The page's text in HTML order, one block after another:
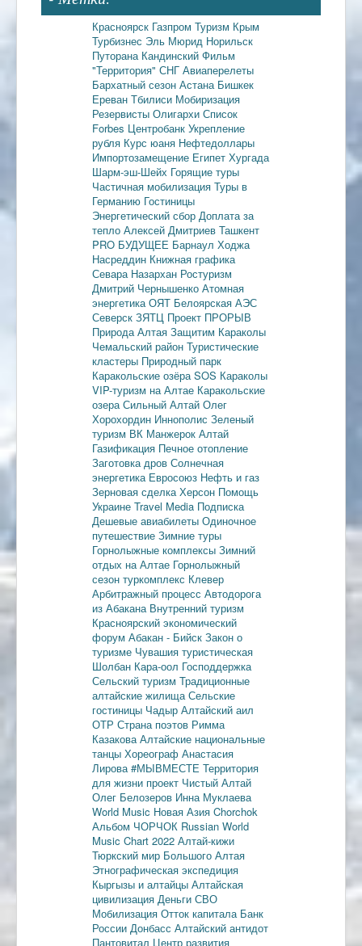
Красноярск Газпром Туризм Крым
Турбизнес Эль Мюрид Норильск
Путорана Кандинский Фильм
"Территория" СНГ Авиаперелеты
Бархатный сезон Астана Бишкек
Ереван Тбилиси Мобиризация
Резервисты Олигархи Список
Forbes Центробанк Укрепление
рубля Курс юаня Нефтедоллары
Импортозамещение Египет Хургада
Шарм-эш-Шейх Горящие туры
Частичная мобилизация Туры в
Германию Гостиницы
Энергетический сбор Доплата за
тепло Алексей Дмитриев Ташкент
PRO БУДУЩЕЕ Барнаул Ходжа
Насреддин Книжная графика
Севара Назархан Ростуризм
Дмитрий Чернышенко Атомная
энергетикаОЯТ Белоярская АЭС
Северск ЗЯТЦ Проект ПРОРЫВ
Природа Алтая Защитим Караколы
Чемальский район Туристические
кластеры Природный парк
Каракольские озёраSOS Караколы
VIP-туризм на Алтае Каракольские
озераСильный Алтай Олег
Хорохордин Иннополис Зеленый
туризм ВК Манжерок Алтай
Газификация Печное отопление
Заготовка дров Солнечная
энергетика Евросоюз Нефть и газ
Зерновая сделкаХерсон Помощь
Украине Travel Media Подписка
Дешевые авиабилеты Одиночное
путешествие Зимние туры
Горнолыжные комплексы Зимний
отдых на Алтае Горнолыжный
сезон туркомплекс Клевер
Арбитражный процесс Автодорога
из Абакана Внутренний туризм
Красноярский экономический
форум Абакан - Бийск Закон о
туризме Чувашия туристическая
Шолбан Кара-оол Господдержка
Сельский туризм Традиционные
алтайские жилищаСельские
гостиницы Чадыр Алтайский аил
ОТР Страна поэтов Римма
КазаковаАлтайские национальные
танцы Хореограф Анастасия
Лирова#МЫВМЕСТЕ Территория
для жизни проект Чистый Алтай
Олег Белозеров Инна Муклаева
World Music Новая Азия Chorchok
Альбом ЧОРЧОК Russian World
Music Chart 2022 Алтай-кижи
Тюркский мир Большого Алтая
Этнографическая экспедиция
Кыргызы и алтайцы Алтайская
цивилизация Деньги СВО
Мобилизация Отток капитала Банк
России Донбасс Алтайский антидот
Пантовитал Центр развития